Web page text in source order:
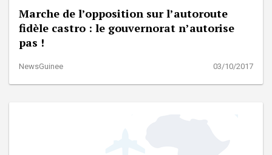
Marche de l’opposition sur l’autoroute
fidèle castro : le gouvernorat n’autorise
pas !
NewsGuinee 03/10/2017